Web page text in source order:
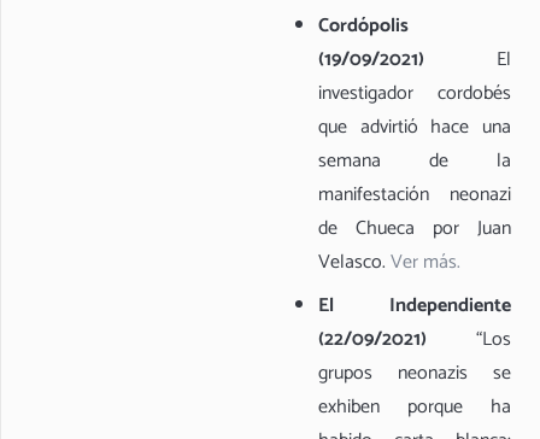
Cordópolis
(19/09/2021) El
investigador cordobés
que advirtió hace una
semana de la
manifestación neonazi
de Chueca por Juan
Velasco.Ver más.
El Independiente
(22/09/2021) “Los
grupos neonazis se
exhiben porque ha